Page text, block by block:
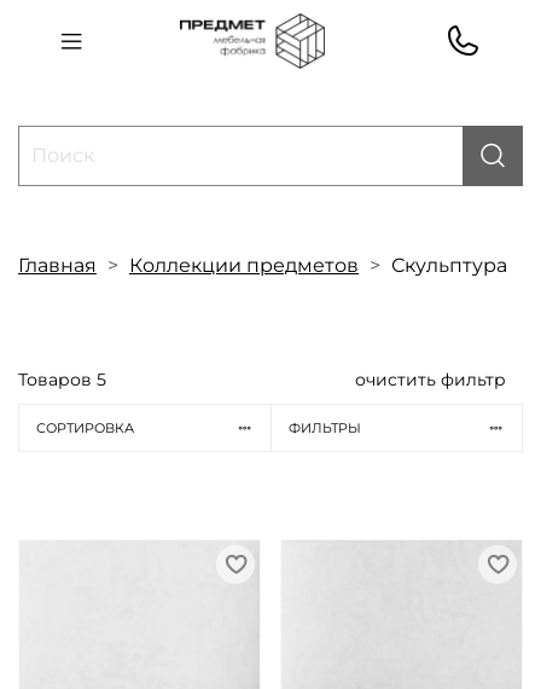
Главная Коллекции предметов Скульптура
Товаров 5 очистить фильтр
СОРТИРОВКА ФИЛЬТРЫ